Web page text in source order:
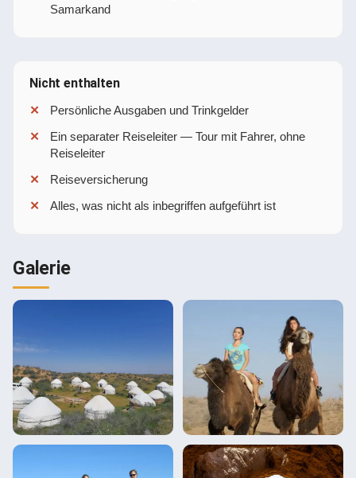
Samarkand
Nicht enthalten
Persönliche Ausgaben und Trinkgelder
Ein separater Reiseleiter — Tour mit Fahrer, ohne
Reiseleiter
Reiseversicherung
Alles, was nicht als inbegriffen aufgeführt ist
Galerie